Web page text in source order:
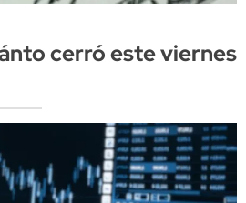
cerró este viernes